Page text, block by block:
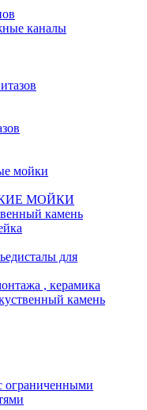
каналы
мойки
МОЙКИ
камень
для
, керамика
камень
ограниченными